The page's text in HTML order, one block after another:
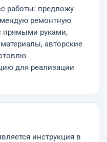
работы: предложу
ремонтную
прямыми руками,
авторские
для реализации
инструкция в